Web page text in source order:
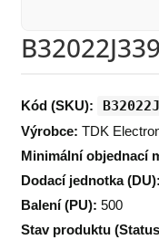
Kód (SKU):
Výrobce: TDK
Minimální objednací
Dodací jednotka (DU):
Balení (PU): 500
Stav produktu